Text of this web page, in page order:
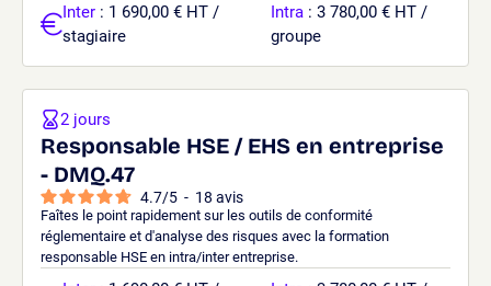
Inter : 1 690,00 € HT /
stagiaire
Intra : 3 780,00 € HT /
groupe
Responsable HSE / EHS en entreprise
- DMQ.47
4.7/5 - 18 avis
Faîtes le point rapidement sur les outils de conformité
réglementaire et d'analyse des risques avec la formation
responsable HSE en intra/inter entreprise.
2 jours